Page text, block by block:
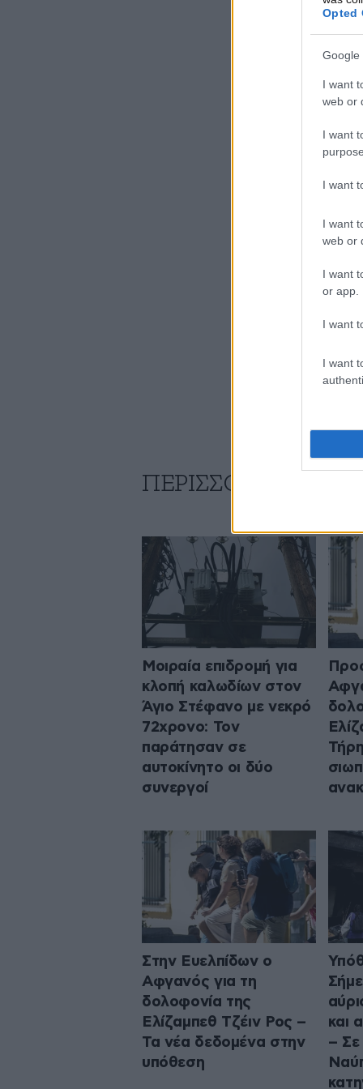
Opted
Google
I want
web or
I want
I want
I want
web or
I want
or app.
I want
I want
ΠΕΡΙΣΣΟΤΕΡΑ ΑΠΟ
Μοιραία επιδρομή για
κλοπή καλωδίων στον
Άγιο Στέφανο με νεκρό
72χρονο: Τον
παράτησαν σε
αυτοκίνητο οι δύο
συνεργοί
Στην Ευελπίδων ο
Αφγανός για τη
δολοφονία της
Ελίζαμπεθ Τζέιν Ρος –
Τα νέα δεδομένα στην
υπόθεση
και
– Σε